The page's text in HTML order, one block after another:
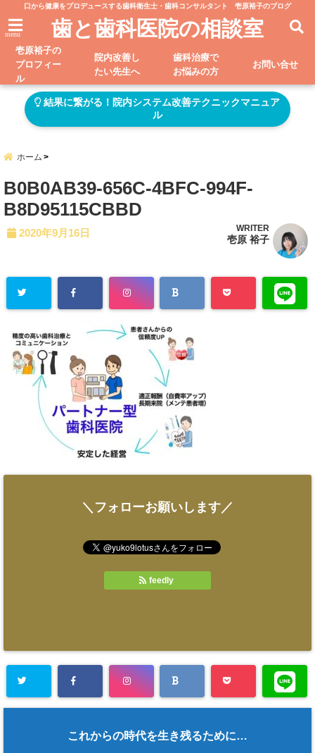
口から健康をプロデュースする歯科衛生士・歯科コンサルタント 壱原裕子のブログ
menu 歯と歯科医院の相談室
壱原裕子の
プロフィー
ル
院内改善し
たい先生へ
歯科治療で
お悩みの方
お問い合せ
結果に繋がる！院内システム改善テクニックマニュア
ル
ホーム
B0B0AB39-656C-4BFC-994F-
B8D95115CBBD
2020年9月16日 WRITER
壱原 裕子
＼フォローお願いします／
feedly
これからの時代を生き残るために…